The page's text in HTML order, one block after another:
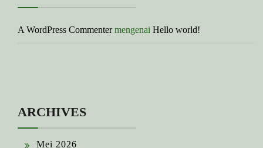
A WordPress Commentermengenai Hello world!
ARCHIVES
Mei 2026